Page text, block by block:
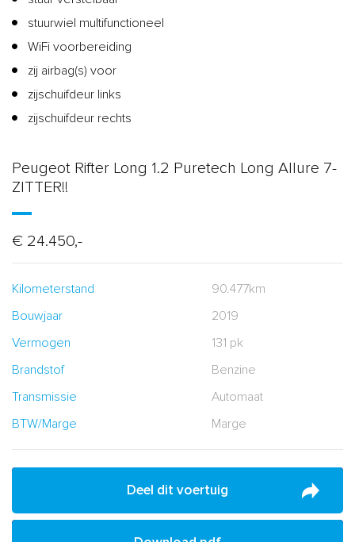
stuurwiel multifunctioneel
WiFi voorbereiding
zij airbag(s) voor
zijschuifdeur links
zijschuifdeur rechts
Peugeot Rifter Long 1.2 Puretech Long Allure 7-
ZITTER!!
€ 24.450,-
Kilometerstand
90.477km
Bouwjaar
2019
Vermogen
131 pk
Brandstof
Benzine
Transmissie
Automaat
BTW/Marge
Marge
Deel dit voertuig